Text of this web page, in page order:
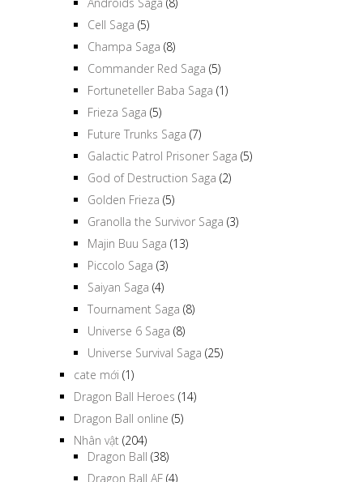
Androids Saga (8)
Cell Saga (5)
Champa Saga (8)
Commander Red Saga (5)
Fortuneteller Baba Saga (1)
Frieza Saga (5)
Future Trunks Saga (7)
Galactic Patrol Prisoner Saga (5)
God of Destruction Saga (2)
Golden Frieza (5)
Granolla the Survivor Saga (3)
Majin Buu Saga (13)
Piccolo Saga (3)
Saiyan Saga (4)
Tournament Saga (8)
Universe 6 Saga (8)
Universe Survival Saga (25)
cate mới (1)
Dragon Ball Heroes (14)
Dragon Ball online (5)
Nhân vật (204)
Dragon Ball (38)
Dragon Ball AF (4)